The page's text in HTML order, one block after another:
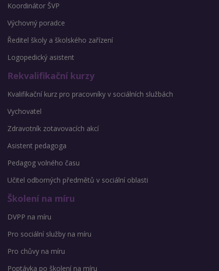
Koordinátor ŠVP
Výchovný poradce
Ředitel školy a školského zařízení
Logopedický asistent
Rekvalifikační kurzy
Kvalifikační kurz pro pracovníky v sociálních službách
Vychovatel
Zdravotník zotavovacích akcí
Asistent pedagoga
Pedagog volného času
Učitel odborných předmětů v sociální oblasti
Školení na míru
DVPP na míru
Pro sociální služby na míru
Pro chůvy na míru
Poptávka po školení na míru